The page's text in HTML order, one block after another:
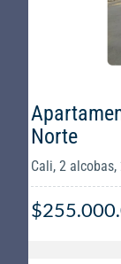
Norte
Cali, 2